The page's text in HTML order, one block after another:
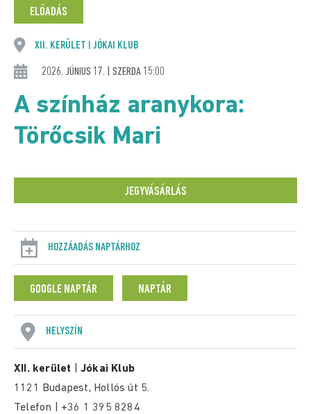
ELŐADÁS
XII. KERÜLET JÓKAI KLUB
2026. JÚNIUS 17. | SZERDA 15:00
A színház aranykora:
Törőcsik Mari
JEGYVÁSÁRLÁS
HOZZÁADÁS NAPTÁRHOZ
GOOGLE NAPTÁR NAPTÁR
HELYSZÍN
XII. kerület |Jókai Klub
1121 Budapest, Hollós út 5.
Telefon | +36 1 395 8284